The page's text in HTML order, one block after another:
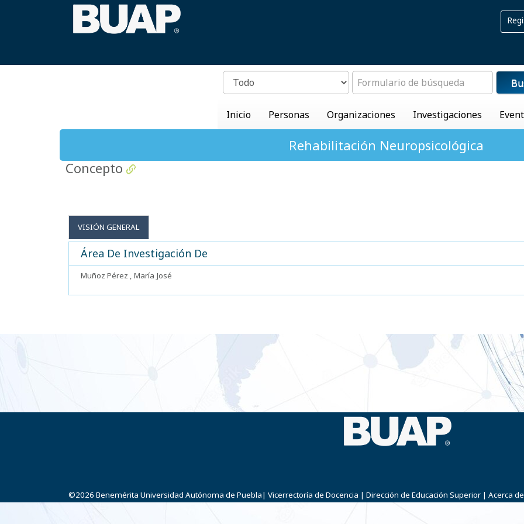
Inicio Personas Organizaciones Investigaciones
Rehabilitación Neuropsicológica
Concepto
VISIÓN GENERAL
Área De Investigación De
Muñoz Pérez , María José
©2026 Benemérita Universidad Autónoma de Puebla| Vicerrectoría de Docencia | Dirección de Educación Superior | Acerca de